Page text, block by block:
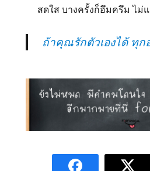
สดใส บางครั้งก็อึมครึม ไม่
ถ้าคุณรักตัวเองได้ ทุก